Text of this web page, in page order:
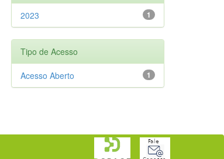
1
2023
Tipo de Acesso
1
Acesso Aberto